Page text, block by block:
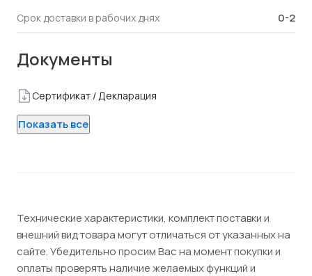
Срок доставки в рабочих днях 0-2
Документы
Сертификат / Декларация
Показать все
Технические характеристики, комплект поставки и
внешний вид товара могут отличаться от указанных на
сайте. Убедительно просим Вас на момент покупки и
оплаты проверять наличие желаемых функций и